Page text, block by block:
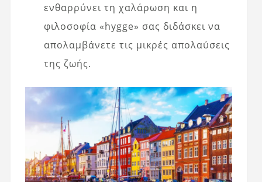
ενθαρρύνει τη χαλάρωση και η
φιλοσοφία «hygge» σας διδάσκει να
απολαμβάνετε τις μικρές απολαύσεις
της ζωής.